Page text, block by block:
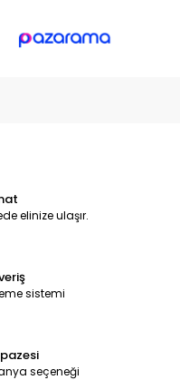
elinize ulaşır.
sistemi
seçeneği